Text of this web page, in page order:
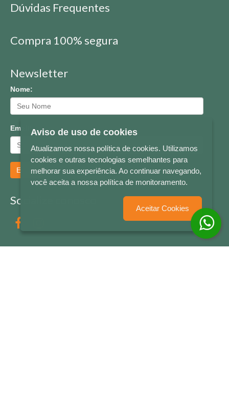
Dúvidas Frequentes
Compra 100% segura
Newsletter
Nome:
Email:
Enviar
Socialize conosco
Aviso de uso de cookies
Atualizamos nossa política de cookies. Utilizamos
cookies e outras tecnologias semelhantes para
melhorar sua experiência. Ao continuar navegando,
você aceita a nossa política de monitoramento.
Aceitar Cookies